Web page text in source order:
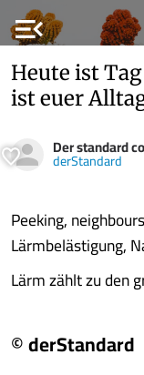
menu_open
Heute ist
ist euer
Der standard
derStandard
Peeking,
Lärmbelästigung,
Lärm zählt zu den
© derStandard